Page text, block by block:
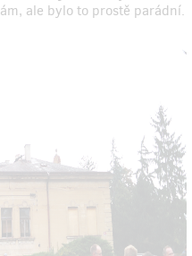
ale bylo to prostě parádní.